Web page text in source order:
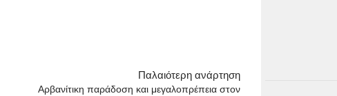
Παλαιότερη ανάρτηση
Αρβανίτικη παράδοση και μεγαλοπρέπεια στον